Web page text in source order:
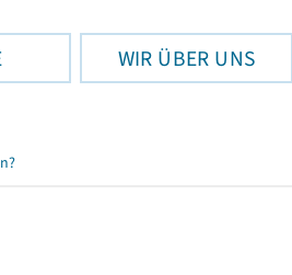
WIR ÜBER UNS